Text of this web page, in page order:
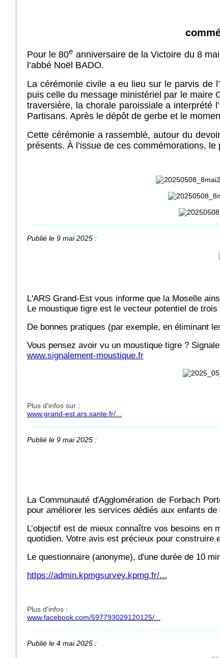
Pour le 80e anniversaire de la Victoire du 8
l’abbé Noël BADO.
La cérémonie civile a eu lieu sur le parvis de
puis celle du message ministériel par le maire
traversière, la chorale paroissiale a interprété
Partisans. Après le dépôt de gerbe et le
Cette cérémonie a rassemblé, autour du
présents. À l’issue de ces commémorations,
Publié le 9 mai 2025 :
L'ARS Grand-Est vous informe que la Moselle
Le moustique tigre est le vecteur potentiel de
De bonnes pratiques (par exemple, en éliminant
Vous pensez avoir vu un moustique tigre ?
www.signalement-moustique.fr
Plus d'infos sur :
www.grand-est.ars.sante.fr/...
Publié le 9 mai 2025 :
La Communauté d'Agglomération de Forbach
pour améliorer les services dédiés aux enfants
L’objectif est de mieux connaître vos besoins en
quotidien. Votre avis est précieux pour
Le questionnaire (anonyme), d'une durée de 10
https://admin.kpmgsurvey.kpmg.fr/...
Plus d'infos :
www.facebook.com/597793029120125/...
Publié le 4 mai 2025 :